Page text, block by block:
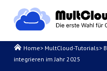
Home> MultCloud-Tutorials>
integrieren im Jahr 2025